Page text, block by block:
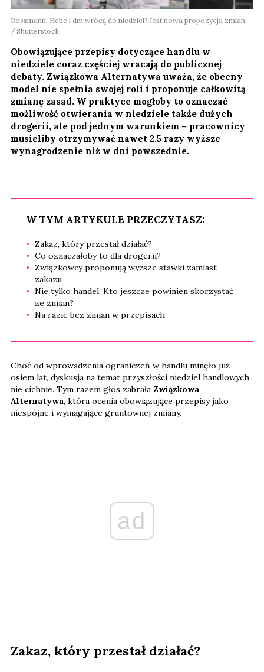
Rossmann, Hebe i dm wrócą do niedziel? Jest nowa propozycja zmian
Shutterstock
Obowiązujące przepisy dotyczące handlu w
niedziele coraz częściej wracają do publicznej
debaty. Związkowa Alternatywa uważa, że obecny
model nie spełnia swojej roli i proponuje całkowitą
zmianę zasad. W praktyce mogłoby to oznaczać
możliwość otwierania w niedziele także dużych
drogerii, ale pod jednym warunkiem – pracownicy
musieliby otrzymywać nawet 2,5 razy wyższe
wynagrodzenie niż w dni powszednie.
W TYM ARTYKULE PRZECZYTASZ:
Zakaz, który przestał działać?
Co oznaczałoby to dla drogerii?
Związkowcy proponują wyższe stawki zamiast
zakazu
Nie tylko handel. Kto jeszcze powinien skorzystać
ze zmian?
Na razie bez zmian w przepisach
Choć od wprowadzenia ograniczeń w handlu minęło już
osiem lat, dyskusja na temat przyszłości niedziel handlowych
nie cichnie. Tym razem głos zabrała Związkowa
Alternatywa, która ocenia obowiązujące przepisy jako
niespójne i wymagające gruntownej zmiany.
ad
Zakaz, który przestał działać?